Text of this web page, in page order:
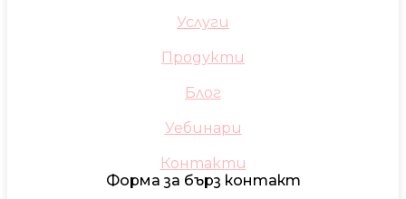
Услуги
Продукти
Блог
Уебинари
Контакти
Форма за бърз контакт